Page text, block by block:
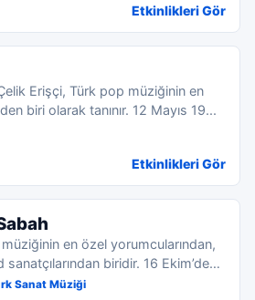
Etkinlikleri Gör
Erişçi, Türk pop müziğinin en
biri olarak tanınır. 12 Mayıs 19...
Etkinlikleri Gör
en özel yorumcularından,
biridir. 16 Ekim’de
Sanat Müziği